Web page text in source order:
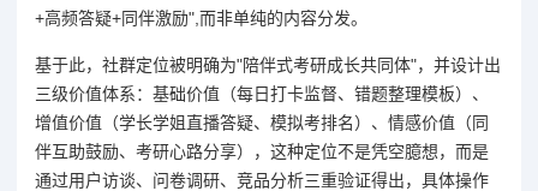
+高频答疑+同伴激励",而非单纯的内容分发。
基于此，社群定位被明确为"陪伴式考研成长共同体"，并设计出
三级价值体系：基础价值（每日打卡监督、错题整理模板）、
增值价值（学长学姐直播答疑、模拟考排名）、情感价值（同
伴互助鼓励、考研心路分享），这种定位不是凭空臆想，而是
通过用户访谈、问卷调研、竞品分析三重验证得出，具体操作